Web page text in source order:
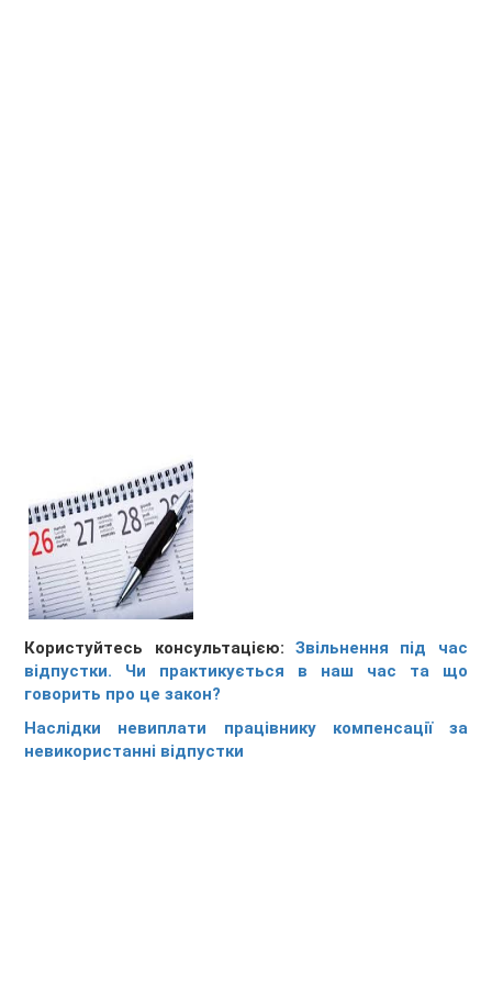
Користуйтесь консультацією: Звільнення під час
відпустки. Чи практикується в наш час та що
говорить про це закон?
Наслідки невиплати працівнику компенсації за
невикористанні відпустки